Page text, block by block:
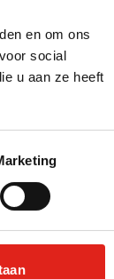
en om ons
social
u aan ze heeft